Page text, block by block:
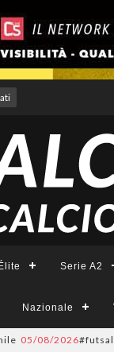
Serie A2
Nazionale
08/2026